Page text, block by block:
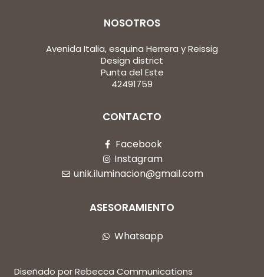
NOSOTROS
Avenida Italia, esquina Herrera y Reissig
Design district
Punta del Este
42491759
CONTACTO
Facebook
Instagram
unik.iluminacion@gmail.com
ASESORAMIENTO
Whatsapp
Diseñado por Rebecca Communications